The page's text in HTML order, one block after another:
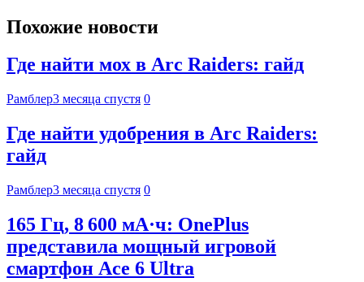
Похожие новости
Где найти мох в Arc Raiders: гайд
Рамблер3 месяца спустя 0
Где найти удобрения в Arc Raiders:
гайд
Рамблер3 месяца спустя 0
165 Гц, 8 600 мА·ч: OnePlus
представила мощный игровой
смартфон Ace 6 Ultra